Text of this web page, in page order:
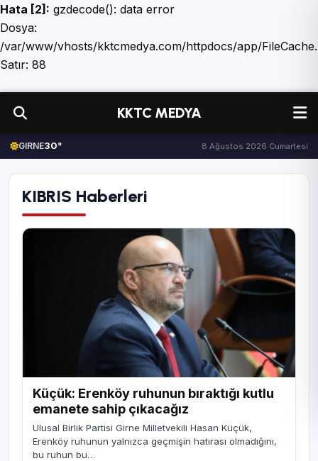
Hata [2]: gzdecode(): data error
Dosya:
/var/www/vhosts/kktcmedya.com/httpdocs/app/
Satır: 88
KKTC MEDYA
GIRNE30° 8 Ağustos 2026 Cumartesi
KIBRIS Haberleri
Küçük: Erenköy ruhunun bıraktığı kutlu
emanete sahip çıkacağız
Ulusal Birlik Partisi Girne Milletvekili Hasan Küçük,
Erenköy ruhunun yalnızca geçmişin hatırası olmadığını,
bu ruhun bu…